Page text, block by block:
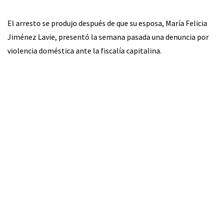
El arresto se produjo después de que su esposa, María Felicia
Jiménez Lavie, presentó la semana pasada una denuncia por
violencia doméstica ante la fiscalía capitalina.